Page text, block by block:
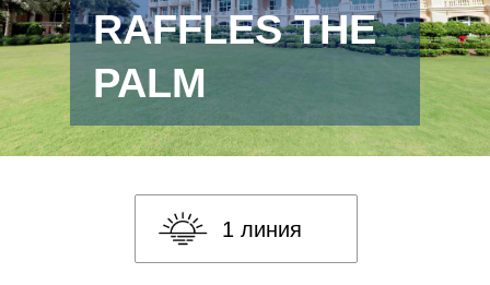
RAFFLES THE
PALM
1 линия